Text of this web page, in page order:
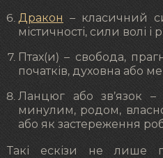
Дракон – класичний
містичності, сили волі і
Птах(и) – свобода,
початків, духовна або
Ланцюг або зв’язок –
минулим, родом,
або як застереження
Такі ескізи не лише